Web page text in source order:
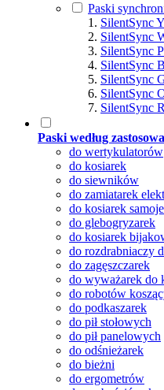
Paski
SilentSync
SilentSync
SilentSync
SilentSync
SilentSync
SilentSync
SilentSync
Paski według
do wertykulatorów
do kosiarek
do siewników
do zamiatarek
do kosiarek
do glebogryzarek
do kosiarek
do rozdrabniaczy
do zagęszczarek
do wyważarek do
do robotów
do podkaszarek
do pił stołowych
do pił panelowych
do odśnieżarek
do bieżni
do ergometrów